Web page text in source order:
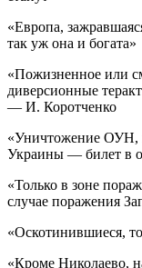
«Европа,
так уж она и богата»
«Пожизненное или
диверсионные
— И. Коротченко
«Уничтожение ОУН,
Украины — билет в
«Только в зоне
случае поражения
«Оскотинившиеся,
«Кроме Николаево,